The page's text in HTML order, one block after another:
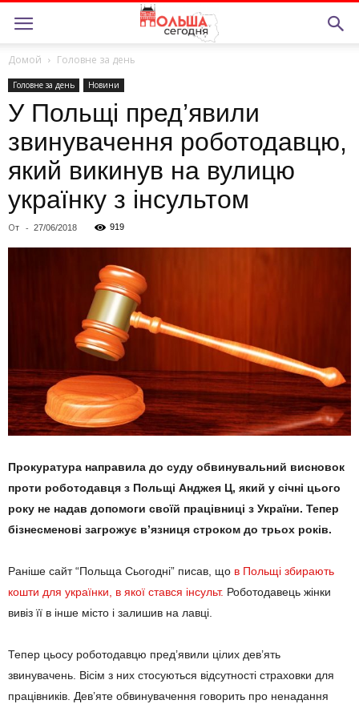
Домой Головне за день
Головне за день Новини
У Польщі пред’явили
звинувачення роботодавцю,
який викинув на вулицю
українку з інсультом
От - 27/06/2018 919
Прокуратура направила до суду обвинувальний висновок
проти роботодавця з Польщі Анджея Ц, який у січні цього
року не надав допомоги своїй працівниці з України. Тепер
бізнесменові загрожує в’язниця строком до трьох років.
Раніше сайт “Польща Сьогодні” писав, що в Польщі збирають
кошти для українки, в якої стався інсульт. Роботодавець жінки
вивіз її в інше місто і залишив на лавці.
Тепер цьосу роботодавцю пред’явили цілих дев’ять
звинувачень. Вісім з них стосуються відсутності страховки для
працівників. Дев’яте обвинувачення говорить про ненадання